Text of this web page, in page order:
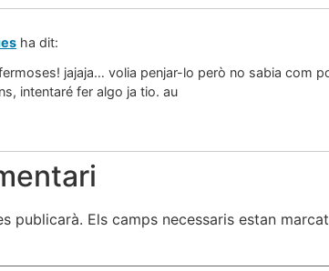
ha dit:
jajaja… volia penjar-lo però no sabia com
intentaré fer algo ja tio. au
publicarà. Els camps necessaris estan